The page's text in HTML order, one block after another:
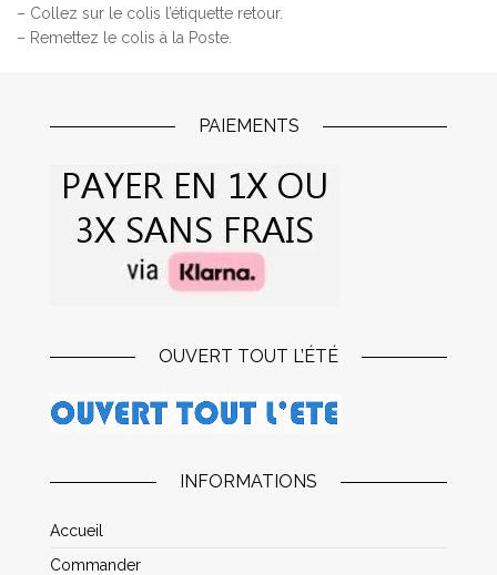
– Collez sur le colis l’étiquette retour.
– Remettez le colis à la Poste.
PAIEMENTS
OUVERT TOUT L’ÉTÉ
INFORMATIONS
Accueil
Commander